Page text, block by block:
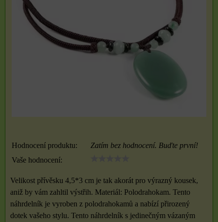
Hodnocení produktu:
Zatím bez hodnocení. Buďte první!
Vaše hodnocení:
Velikost přívěsku 4,5*3 cm je tak akorát pro výrazný kousek,
aniž by vám zahltil výstřih. Materiál: Polodrahokam. Tento
náhrdelník je vyroben z polodrahokamů a nabízí přirozený
dotek vašeho stylu. Tento náhrdelník s jedinečným vázaným